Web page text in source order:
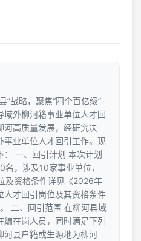
”战略，聚焦“四个百亿级”
域外柳河籍事业单位人才回
河高质量发展，经研究决
事业单位人才回引工作。现
： 一、回引计划 本次计划
名，涉及10家事业单位，
及资格条件详见《2026年
人才回引岗位及其资格条件
二、回引范围 在柳河县域
编在岗人员，同时满足下列
河县户籍或生源地为柳河